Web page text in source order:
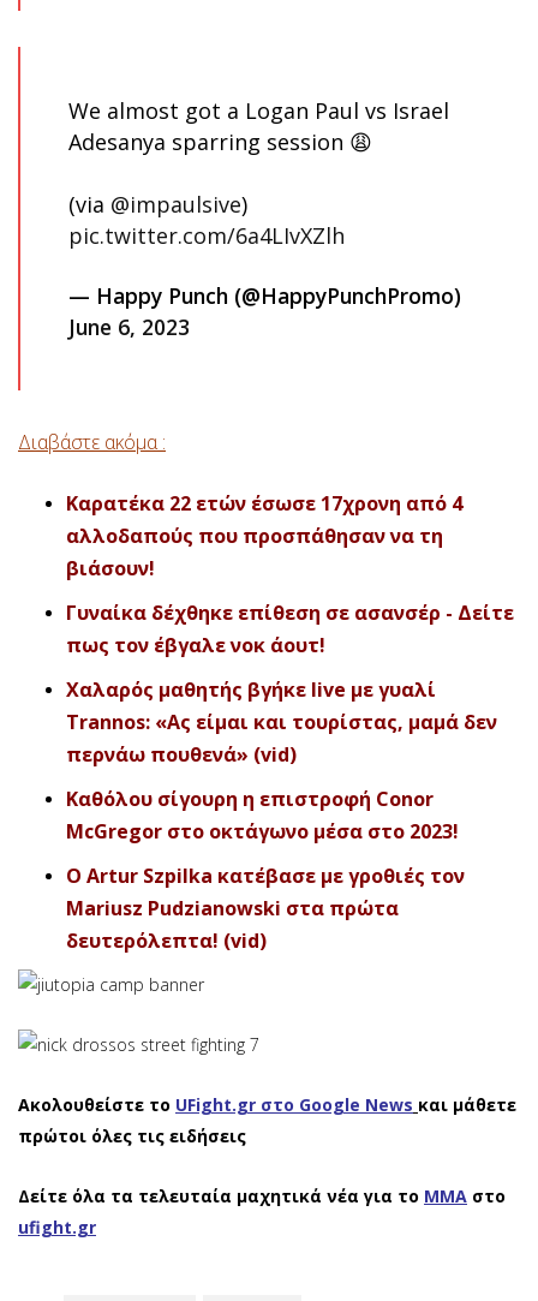
We almost got a Logan Paul vs Israel
Adesanya sparring session 😩
(via @impaulsive)
pic.twitter.com/6a4LIvXZlh
— Happy Punch (@HappyPunchPromo)
June 6, 2023
Διαβάστε ακόμα :
Καρατέκα 22 ετών έσωσε 17χρονη από 4
αλλοδαπούς που προσπάθησαν να τη
βιάσουν!
Γυναίκα δέχθηκε επίθεση σε ασανσέρ - Δείτε
πως τον έβγαλε νοκ άουτ!
Χαλαρός μαθητής βγήκε live με γυαλί
Trannos: «Ας είμαι και τουρίστας, μαμά δεν
περνάω πουθενά» (vid)
Καθόλου σίγουρη η επιστροφή Conor
McGregor στο οκτάγωνο μέσα στο 2023!
O Artur Szpilka κατέβασε με γροθιές τον
Mariusz Pudzianowski στα πρώτα
δευτερόλεπτα! (vid)
Ακολουθείστε το UFight.gr στο Google News και μάθετε
πρώτοι όλες τις ειδήσεις
Δείτε όλα τα τελευταία μαχητικά νέα για το ΜΜΑ στο
ufight.gr